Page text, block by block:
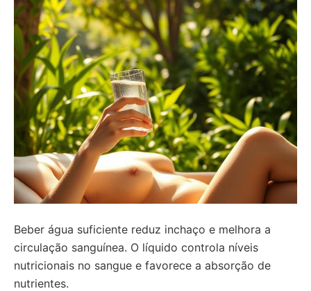
Beber água suficiente reduz inchaço e melhora a
circulação sanguínea. O líquido controla níveis
nutricionais no sangue e favorece a absorção de
nutrientes.